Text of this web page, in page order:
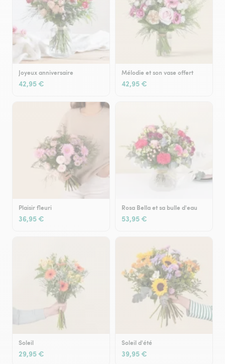
Joyeux anniversaire
42,95 €
Mélodie et son vase offert
42,95 €
Plaisir fleuri
36,95 €
Rosa Bella et sa bulle d'eau
53,95 €
Soleil
29,95 €
Soleil d'été
39,95 €